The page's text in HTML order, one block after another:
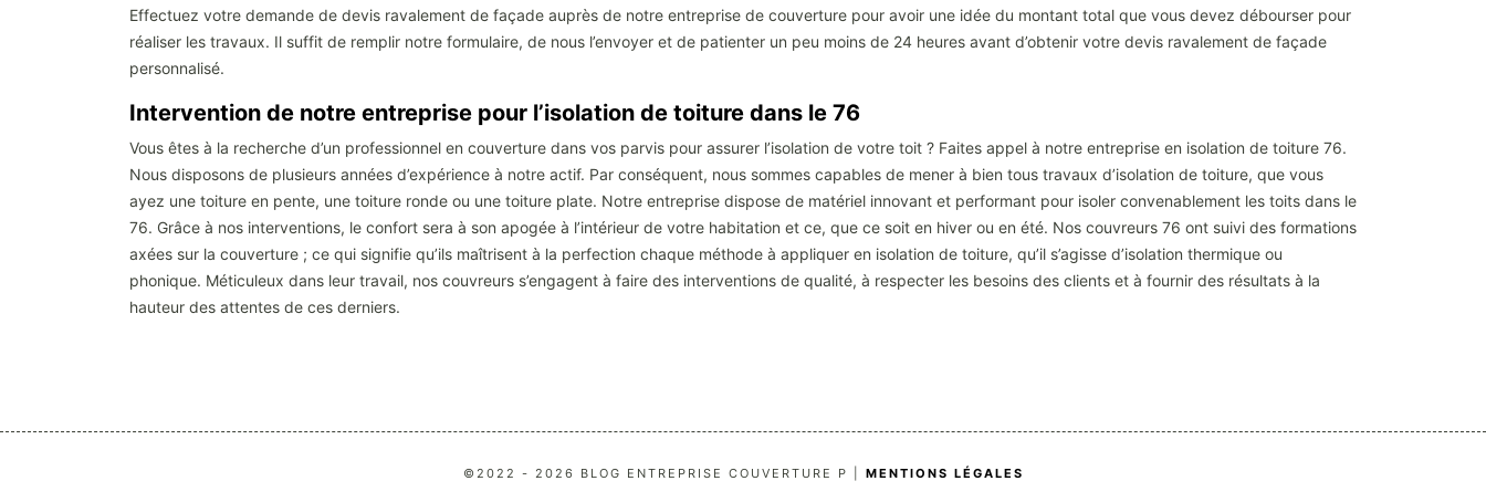
Effectuez votre demande de devis ravalement de façade auprès de notre entreprise de couverture pour avoir une idée du montant total que vous devez débourser pour
réaliser les travaux. Il suffit de remplir notre formulaire, de nous l’envoyer et de patienter un peu moins de 24 heures avant d’obtenir votre devis ravalement de façade
personnalisé.
Intervention de notre entreprise pour l’isolation de toiture dans le 76
Vous êtes à la recherche d’un professionnel en couverture dans vos parvis pour assurer l’isolation de votre toit ? Faites appel à notre entreprise en isolation de toiture 76.
Nous disposons de plusieurs années d’expérience à notre actif. Par conséquent, nous sommes capables de mener à bien tous travaux d’isolation de toiture, que vous
ayez une toiture en pente, une toiture ronde ou une toiture plate. Notre entreprise dispose de matériel innovant et performant pour isoler convenablement les toits dans le
76. Grâce à nos interventions, le confort sera à son apogée à l’intérieur de votre habitation et ce, que ce soit en hiver ou en été. Nos couvreurs 76 ont suivi des formations
axées sur la couverture ; ce qui signifie qu’ils maîtrisent à la perfection chaque méthode à appliquer en isolation de toiture, qu’il s’agisse d’isolation thermique ou
phonique. Méticuleux dans leur travail, nos couvreurs s’engagent à faire des interventions de qualité, à respecter les besoins des clients et à fournir des résultats à la
hauteur des attentes de ces derniers.
©2022 - 2026 BLOG ENTREPRISE COUVERTURE P | MENTIONS LÉGALES